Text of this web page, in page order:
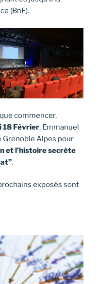
(BnF).
commencer,
18 Février, Emmanuel
Grenoble Alpes pour
et l’histoire secrète
.
exposés sont